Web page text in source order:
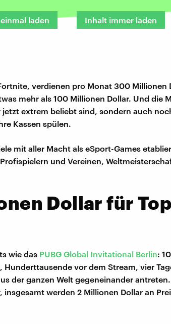
laden Inhalt immer laden
verdienen pro Monat 300 Millionen
mehr als 100 Millionen Dollar. Und die
jetzt extrem beliebt sind, sondern auch
Kassen spülen.
mit aller Macht als eSport-Games
und Vereinen,
Dollar für
wie das PUBG Global Invitational Berlin:
Hunderttausende vor dem Stream, vier
der ganzen Welt gegeneinander
insgesamt werden 2 Millionen Dollar an